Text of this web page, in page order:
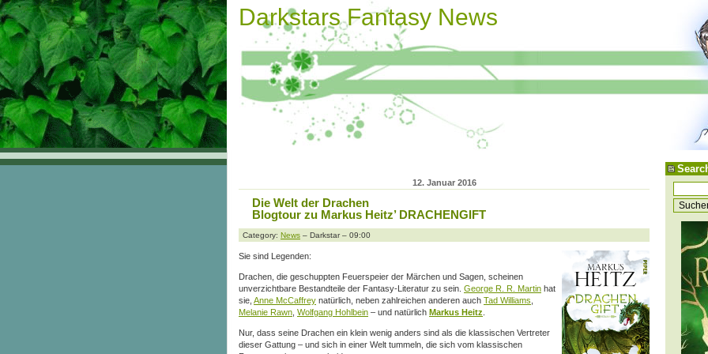
Darkstars Fantasy News
12. Januar 2016
Die Welt der Drachen
Blogtour zu Markus Heitz’ DRACHENGIFT
Category: News – Darkstar – 09:00
Sie sind Legenden:
Drachen, die geschuppten Feuerspeier der Märchen und Sagen, scheinen
unverzichtbare Bestandteile der Fantasy-Literatur zu sein. George R. R. Martin hat
sie, Anne McCaffrey natürlich, neben zahlreichen anderen auch Tad Williams
Melanie Rawn Wolfgang Hohlbein – und natürlich Markus Heitz
Nur, dass seine Drachen ein klein wenig anders sind als die klassischen Vertreter
dieser Gattung – und sich in einer Welt tummeln, die sich vom klassischen